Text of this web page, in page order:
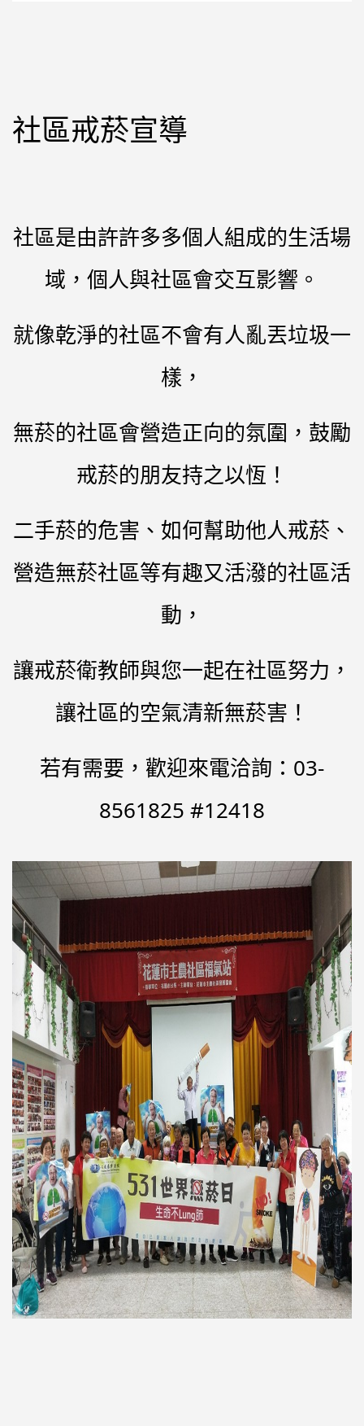
社區戒菸宣導
社區是由許許多多個人組成的生活場
域，個人與社區會交互影響。
就像乾淨的社區不會有人亂丟垃圾一
樣，
無菸的社區會營造正向的氛圍， 鼓勵
戒菸的朋友持之以恆！
二手菸的危害、如何幫助他人戒菸、
營造無菸社區等有趣又活潑的社區活
動，
讓戒菸衛教師與您一起在社區努力，
讓社區的空氣清新無菸害！
若有需要，歡迎來電洽詢：03-
8561825 #12418